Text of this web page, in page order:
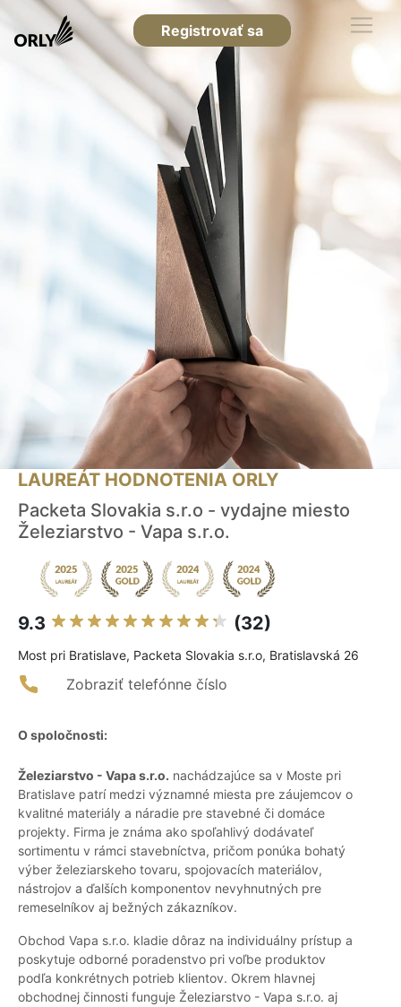
Registrovať sa
LAUREÁT HODNOTENIA ORLY
Packeta Slovakia s.r.o - vydajne miesto
Železiarstvo - Vapa s.r.o.
9.3 (32)
Most pri Bratislave, Packeta Slovakia s.r.o, Bratislavská 26
Zobraziť telefónne číslo
O spoločnosti:
Železiarstvo - Vapa s.r.o. nachádzajúce sa v Moste pri
Bratislave patrí medzi významné miesta pre záujemcov o
kvalitné materiály a náradie pre stavebné či domáce
projekty. Firma je známa ako spoľahlivý dodávateľ
sortimentu v rámci stavebníctva, pričom ponúka bohatý
výber železiarskeho tovaru, spojovacích materiálov,
nástrojov a ďalších komponentov nevyhnutných pre
remeselníkov aj bežných zákazníkov.
Obchod Vapa s.r.o. kladie dôraz na individuálny prístup a
poskytuje odborné poradenstvo pri voľbe produktov
podľa konkrétnych potrieb klientov. Okrem hlavnej
obchodnej činnosti funguje Železiarstvo - Vapa s.r.o. aj